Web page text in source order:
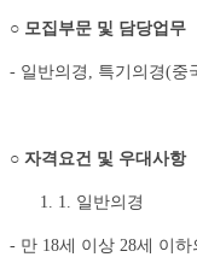
○ 모집부문 및 담당업무
- 일반의경, 특기의경(중
○ 자격요건 및 우대사항
1. 일반의경
- 만 18세 이상 28세 이